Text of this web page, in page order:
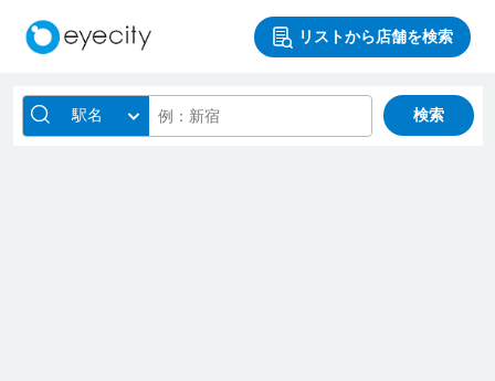
リストから店舗を検索
駅名 検索